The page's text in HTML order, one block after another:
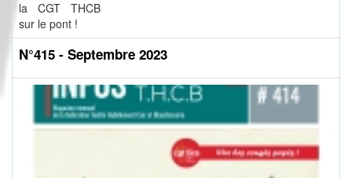
la CGT THCB
sur le pont !
N°415 - Septembre 2023